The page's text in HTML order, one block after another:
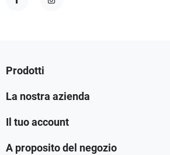
Prodotti
La nostra azienda
Il tuo account
A proposito del negozio